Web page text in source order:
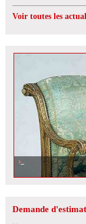
Voir toutes les
Demande